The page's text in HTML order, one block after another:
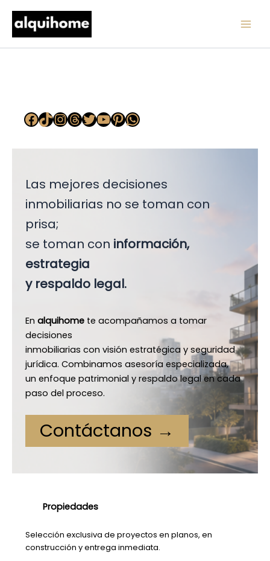
content
Las mejores decisiones
inmobiliarias no se toman con
prisa;
se toman con información,
estrategia
y respaldo legal.
En alquihome te acompañamos a tomar
decisiones
inmobiliarias con visión estratégica y seguridad
jurídica. Combinamos asesoría especializada,
un enfoque patrimonial y respaldo legal en cada
paso del proceso.
Contáctanos →
Propiedades
Selección exclusiva de proyectos en planos, en
construcción y entrega inmediata.